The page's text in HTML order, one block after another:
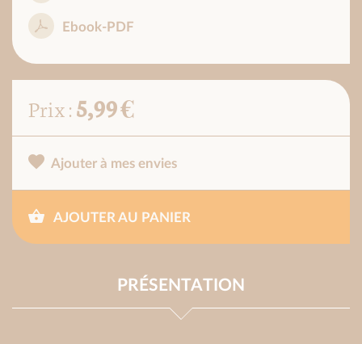
Ebook-PDF
Prix :5,99 €
Ajouter à mes envies
AJOUTER AU PANIER
PRÉSENTATION